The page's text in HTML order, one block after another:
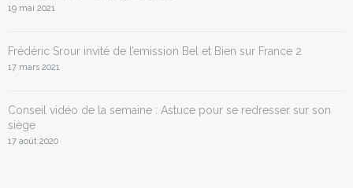
19 mai 2021
Frédéric Srour invité de l’emission Bel et Bien sur France 2
17 mars 2021
Conseil vidéo de la semaine : Astuce pour se redresser sur son
siège
17 août 2020